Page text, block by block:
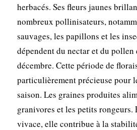
herbacés. Ses fleurs jaunes
nombreux pollinisateurs,
sauvages, les papillons et les
dépendent du nectar et du pollen
décembre. Cette période de
particulièrement précieuse pour
saison. Les graines produites
granivores et les petits rongeurs.
vivace, elle contribue à la